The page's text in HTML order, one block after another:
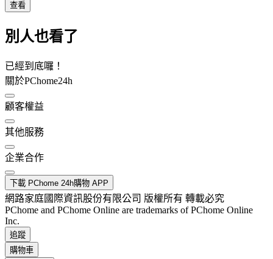
查看
別人也看了
已經到底囉！
關於PChome24h
顧客權益
其他服務
企業合作
下載 PChome 24h購物 APP
網路家庭國際資訊股份有限公司 版權所有 轉載必究
PChome and PChome Online are trademarks of PChome Online
Inc.
追蹤
購物車